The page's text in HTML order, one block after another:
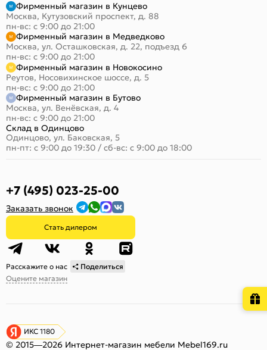
Фирменный магазин в Кунцево
Москва, Кутузовский проспект, д. 88
пн-вс: с 9:00 до 21:00
Фирменный магазин в Медведково
Москва, ул. Осташковская, д. 22, подъезд 6
пн-вс: с 9:00 до 21:00
Фирменный магазин в Новокосино
Реутов, Носовихинское шоссе, д. 5
пн-вс: с 9:00 до 21:00
Фирменный магазин в Бутово
Москва, ул. Венёвская, д. 4
пн-вс: с 9:00 до 21:00
Склад в Одинцово
Одинцово, ул. Баковская, 5
пн-пт: с 9:00 до 19:30 / сб-вс: с 9:00 до 18:00
+7 (495) 023-25-00
Заказать звонок
Стать дилером
Расскажите о нас
Поделиться
Оцените магазин
ИКС 1180
© 2015—2026 Интернет-магазин мебели Mebel169.ru